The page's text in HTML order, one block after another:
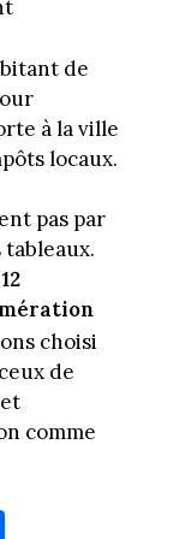
de
à la ville
locaux.
pas par
choisi
de
comme